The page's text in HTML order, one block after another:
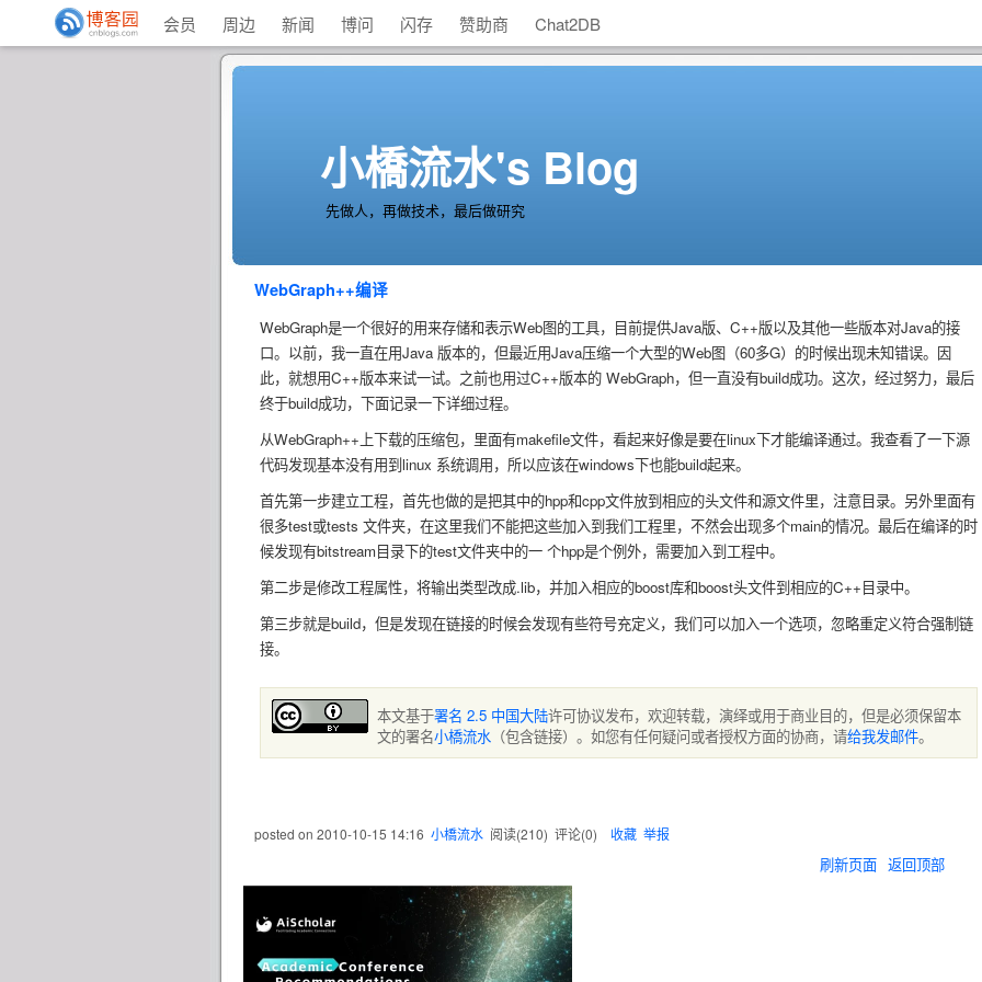
会员 周边 新闻 博问 闪存 赞助商 Chat2DB
小橋流水's Blog
先做人，再做技术，最后做研究
WebGraph++编译
WebGraph是一个很好的用来存储和表示Web图的工具，目前提供Java版、C++版以及其他一些版本对Java的接
口。以前，我一直在用Java 版本的，但最近用Java压缩一个大型的Web图（60多G）的时候出现未知错误。因
此，就想用C++版本来试一试。之前也用过C++版本的 WebGraph，但一直没有build成功。这次，经过努力，最后
终于build成功，下面记录一下详细过程。
从WebGraph++上下载的压缩包，里面有makefile文件，看起来好像是要在linux下才能编译通过。我查看了一下源
代码发现基本没有用到linux 系统调用，所以应该在windows下也能build起来。
首先第一步建立工程，首先也做的是把其中的hpp和cpp文件放到相应的头文件和源文件里，注意目录。另外里面有
很多test或tests 文件夹，在这里我们不能把这些加入到我们工程里，不然会出现多个main的情况。最后在编译的时
候发现有bitstream目录下的test文件夹中的一 个hpp是个例外，需要加入到工程中。
第二步是修改工程属性，将输出类型改成.lib，并加入相应的boost库和boost头文件到相应的C++目录中。
第三步就是build，但是发现在链接的时候会发现有些符号充定义，我们可以加入一个选项，忽略重定义符合强制链
接。
本文基于署名 2.5 中国大陆许可协议发布，欢迎转载，演绎或用于商业目的，但是必须保留本
文的署名小橋流水 （包含链接）。如您有任何疑问或者授权方面的协商，请给我发邮件。
posted on 2010-10-15 14:16 小橋流水 阅读(210) 评论(0) 收藏 举报
刷新页面 返回顶部